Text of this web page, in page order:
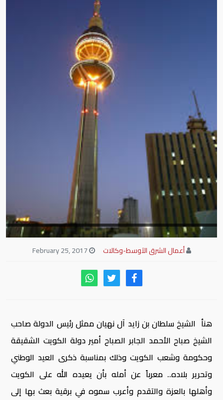
أعمال الشرق الآوسط-وكالات
هنأ الشيخ سلطان بن زايد آل نهيان ممثل رئيس الدولة صاحب
الشيخ صباح الأحمد الجابر الصباح أمير دولة الكويت الشقيقة
وحكومة وشعب الكويت وذلك بمناسبة ذكرى العيد الوطني
وتحرير بلاده.. معرباً عن أمله بأن يعيده الله على الكويت
وأهلها بالعزة والتقدم وأعرب سموه في برقية بعث بها إلى